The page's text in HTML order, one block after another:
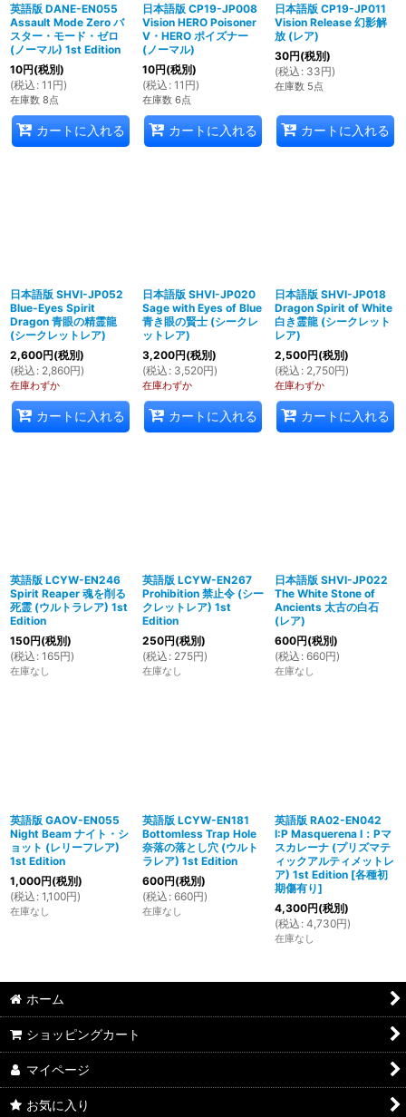
英語版 DANE-EN055
Assault Mode Zero バ
スター・モード・ゼロ
(ノーマル) 1st Edition
10円(税別)
(税込 : 11 円)
在庫数 8点
カートに入れる
日本語版 CP19-JP008
Vision HERO Poisoner
V・HERO ポイズナー
(ノーマル)
10円(税別)
(税込 : 11 円)
在庫数 6点
カートに入れる
日本語版 CP19-JP011
Vision Release 幻影解
放 (レア)
30円(税別)
(税込 : 33円)
在庫数 5点
カートに入れる
日本語版 SHVI-JP052
Blue-Eyes Spirit
Dragon 青眼の精霊龍
(シークレットレア)
2,600円(税別)
(税込 : 2,860円)
在庫わずか
カートに入れる
日本語版 SHVI-JP020
Sage with Eyes of Blue
青き眼の賢士 (シークレ
ットレア)
3,200円(税別)
(税込 : 3,520円)
在庫わずか
カートに入れる
日本語版 SHVI-JP018
Dragon Spirit of White
白き霊龍 (シークレット
レア)
2,500円(税別)
(税込 : 2,750円)
在庫わずか
カートに入れる
英語版 LCYW-EN246
Spirit Reaper 魂を削る
死霊 (ウルトラレア) 1st
Edition
150円(税別)
(税込 : 165円)
在庫なし
英語版 LCYW-EN267
Prohibition 禁止令 (シー
クレットレア) 1st
Edition
250円(税別)
(税込 : 275円)
在庫なし
日本語版 SHVI-JP022
The White Stone of
Ancients 太古の白石
(レア)
600円(税別)
(税込 : 660円)
在庫なし
英語版 GAOV-EN055
Night Beam ナイト・シ
ョット (レリーフレア)
1st Edition
1,000円(税別)
(税込 : 1,100円)
在庫なし
英語版 LCYW-EN181
Bottomless Trap Hole
奈落の落とし穴 (ウルト
ラレア) 1st Edition
600円(税別)
(税込 : 660円)
在庫なし
英語版 RA02-EN042
I:P Masquerena I：Pマ
スカレーナ (プリズマテ
ィックアルティメットレ
ア) 1st Edition [各種初
期傷有り]
4,300円(税別)
(税込 : 4,730円)
在庫なし
ホーム
ショッピングカート
マイページ
お気に入り